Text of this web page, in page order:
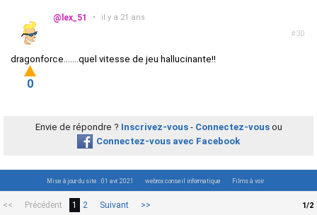
#30
@lex_51 • il y a 21 ans
dragonforce.......quel vitesse de jeu hallucinante!!
0
1/2
<< Précédent 1 2 Suivant >>
Envie de répondre ? Inscrivez-vous- Connectez-vousou
Connectez-vous avec Facebook
Mise à jour du site : 01 avr. 2021 webrox conseil informatique Films à voir